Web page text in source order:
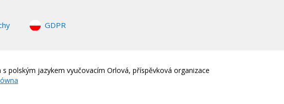
GDPR
polským jazykem vyučovacím Orlová, příspěvková organizace